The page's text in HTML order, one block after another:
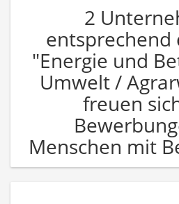
2
entsprechend
"Energie und
Umwelt /
freuen
Menschen mit